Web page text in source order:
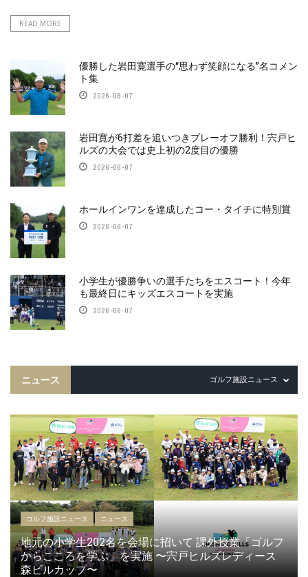
READ MORE
優勝した岩田寛選手の“思わず笑顔になる”名コメン
ト集
2026-06-07
岩田寛が6打差を追いつきプレーオフ勝利！宍戸ヒ
ルズの大会では史上初の2度目の優勝
2026-06-07
ホールインワンを達成したコー・タイチに特別賞
2026-06-07
小学生が優勝争いの選手たちをエスコート！今年
も最終日にキッズエスコートを実施
2026-06-07
ニュース ゴルフ施設ニュース
ゴルフ施設ニュース ニュース
地元の小学生202名を会場に招いて 課外授業「ゴルフ
からこころを学ぶ」を実施 〜宍戸ヒルズレディース
森ビルカップ〜